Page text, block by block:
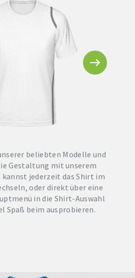
beliebten Modelle und
Gestaltung mit unserem
jederzeit das Shirt im
oder direkt über eine
in die Shirt-Auswahl
Spaß beim ausprobieren.